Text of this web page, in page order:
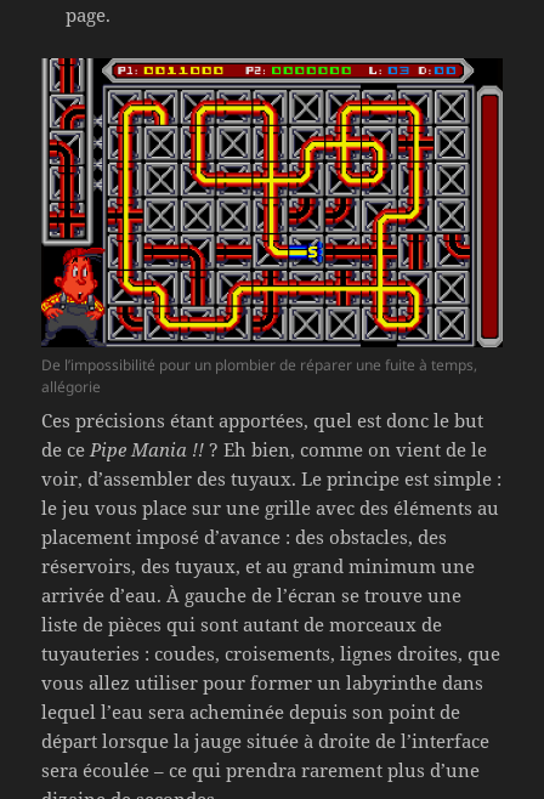
page.
De l’impossibilité pour un plombier de réparer une fuite à temps,
allégorie
Ces précisions étant apportées, quel est donc le but
de cePipe Mania !!? Eh bien, comme on vient de le
voir, d’assembler des tuyaux. Le principe est simple :
le jeu vous place sur une grille avec des éléments au
placement imposé d’avance : des obstacles, des
réservoirs, des tuyaux, et au grand minimum une
arrivée d’eau. À gauche de l’écran se trouve une
liste de pièces qui sont autant de morceaux de
tuyauteries : coudes, croisements, lignes droites, que
vous allez utiliser pour former un labyrinthe dans
lequel l’eau sera acheminée depuis son point de
départ lorsque la jauge située à droite de l’interface
sera écoulée – ce qui prendra rarement plus d’une